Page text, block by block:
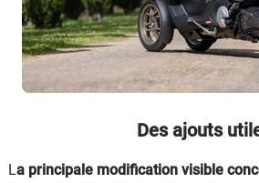
Des ajouts
La principale modification visible